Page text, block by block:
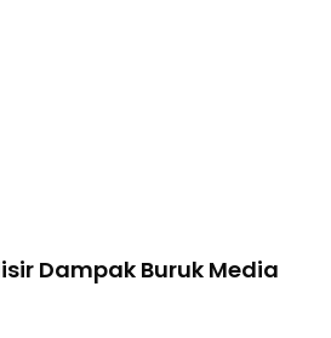
Dampak Buruk Media